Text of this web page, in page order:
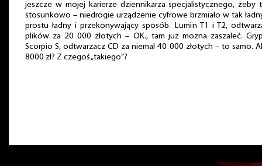
jeszcze w mojej karierze dziennikarza specjalistycznego, żeby
stosunkowo – niedrogie urządzenie cyfrowe brzmiało w tak
prostu ładny i przekonywający sposób. Lumïn T1 i T2,
plików za 20 000 złotych – OK., tam już można zaszaleć.
Scorpio S, odtwarzacz CD za niemal 40 000 złotych – to samo.
8000 zł? Z czegoś „takiego”?